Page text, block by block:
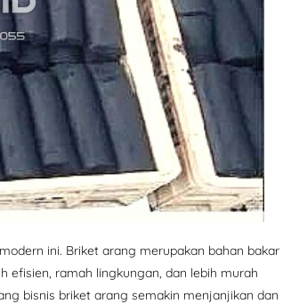
ini. Briket arang merupakan bahan bakar
efisien, ramah lingkungan, dan lebih murah
bisnis briket arang semakin menjanjikan dan